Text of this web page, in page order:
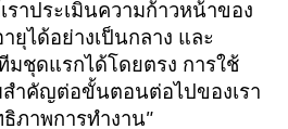
าประเมินความก้าวหน้าของ
ยุได้อย่างเป็นกลาง และ
มชุดแรกได้โดยตรง การใช้
ำคัญต่อขั้นตอนต่อไปของเรา
ภาพการทำงาน”